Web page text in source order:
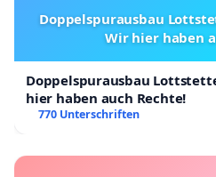
Doppelspurausbau
Wir hier haben
Doppelspurausbau
hier haben auch Rechte!
770 Unterschriften